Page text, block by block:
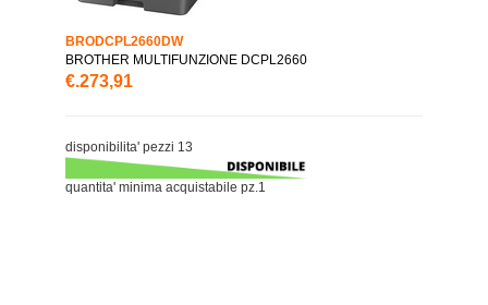
BRODCPL2660DW
BROTHER MULTIFUNZIONE DCPL2660
€.273,91
disponibilita' pezzi 13
quantita' minima acquistabile pz.1